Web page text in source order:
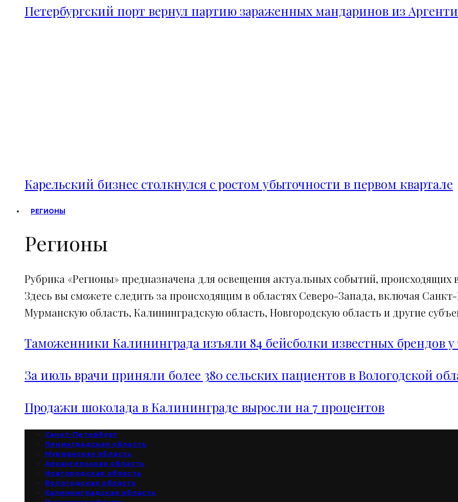
Петербургский порт вернул партию зараженных мандаринов из
Карельский бизнес столкнулся с ростом убыточности в первом квартале
РЕГИОНЫ
Регионы
Рубрика «Регионы» предназначена для освещения актуальных событий, происходящих
Здесь вы сможете следить за происходящим в областях Северо-Запада, включая
Мурманскую область, Калининградскую область, Новгородскую область и другие
Таможенники Калининграда изъяли 84 бейсболки известных брендов у
За июль врачи приняли более 380 сельских пациентов в Вологодской
Продажи шоколада в Калининграде выросли на 7 процентов
Санкт-Петербург
Ленинградская область
Мурманская область
Архангельская область
Новгородская область
Вологодская область
Калининградская область